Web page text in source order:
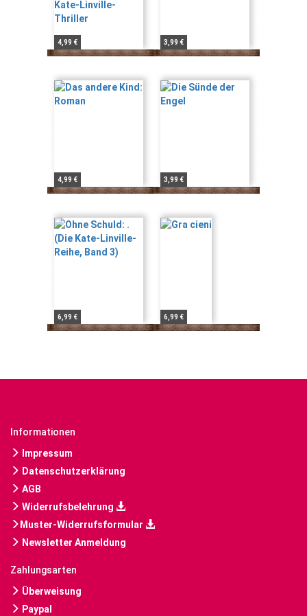
4,99 € 3,99 €
4,99 € 3,99 €
6,99 € 6,99 €
Informationen
Impressum
Datenschutzerklärung
AGB
Widerrufsbelehrung
Muster-Widerrufsformular
Newsletter Anmeldung
Zahlungsarten
Überweisung
Paypal